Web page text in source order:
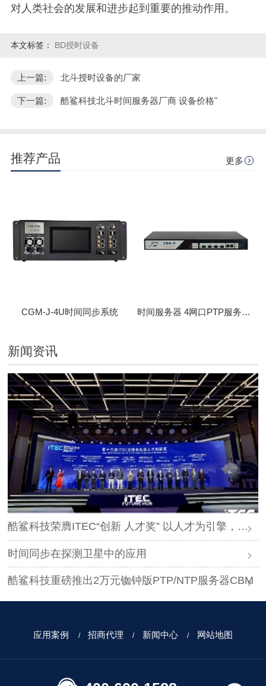
对人类社会的发展和进步起到重要的推动作用。
本文标签： BD授时设备
上一篇: 北斗授时设备的厂家
下一篇: 酷鲨科技北斗时间服务器厂商 设备价格"
推荐产品 更多
CGM-J-4U时间同步系统 时间服务器 4网口PTP服务器 CBM-D-40
新闻资讯
酷鲨科技荣膺ITEC“创新 人才奖” 以人才为引擎，时空为基石，驱动智能未来
时间同步在探测卫星中的应用
酷鲨科技重磅推出2万元铷钟版PTP/NTP服务器CBM
应用案例 招商代理 新闻中心 网站地图